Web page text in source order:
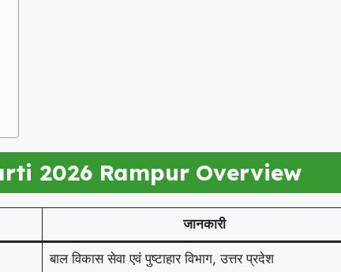
2026 Rampur Overview
जानकारी
बाल विकास सेवा एवं पुष्टाहार विभाग, उत्तर प्रदेश